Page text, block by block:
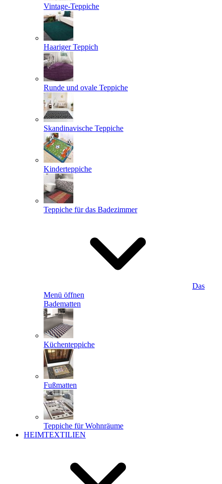
Vintage-Teppiche
Haariger Teppich
Runde und ovale Teppiche
Skandinavische Teppiche
Kinderteppiche
Teppiche für das Badezimmer
Das
Menü öffnen
Badematten
Küchenteppiche
Fußmatten
Teppiche für Wohnräume
HEIMTEXTILIEN